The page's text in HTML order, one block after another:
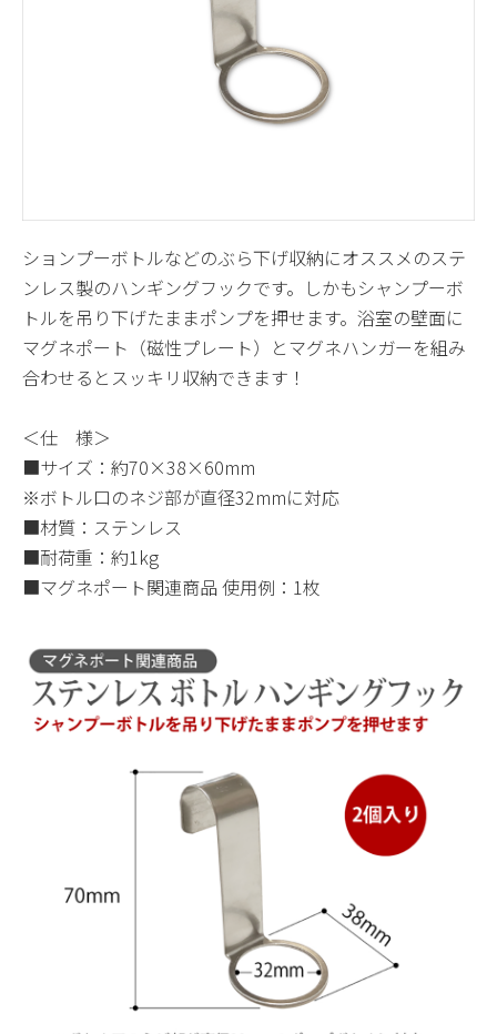
ションプーボトルなどのぶら下げ収納にオススメのステ
ンレス製のハンギングフックです。しかもシャンプーボ
トルを吊り下げたままポンプを押せます。浴室の壁面に
マグネポート（磁性プレート）とマグネハンガーを組み
合わせるとスッキリ収納できます！
＜仕 様＞
■サイズ：約70×38×60mm
※ボトル口のネジ部が直径32mmに対応
■材質：ステンレス
■耐荷重：約1kg
■マグネポート関連商品 使用例：1枚